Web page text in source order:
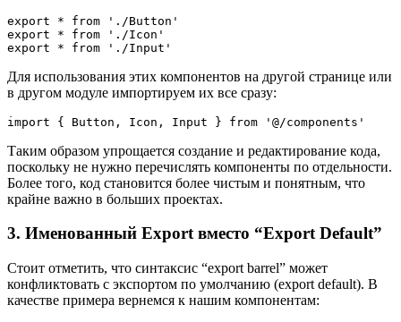
export * from './Button'
export * from './Icon'
export * from './Input'
Для использования этих компонентов на другой странице или
в другом модуле импортируем их все сразу:
import { Button, Icon, Input } from '@/components'
Таким образом упрощается создание и редактирование кода,
поскольку не нужно перечислять компоненты по отдельности.
Более того, код становится более чистым и понятным, что
крайне важно в больших проектах.
3. Именованный Export вместо “Export Default”
Стоит отметить, что синтаксис “export barrel” может
конфликтовать с экспортом по умолчанию (export default). В
качестве примера вернемся к нашим компонентам: